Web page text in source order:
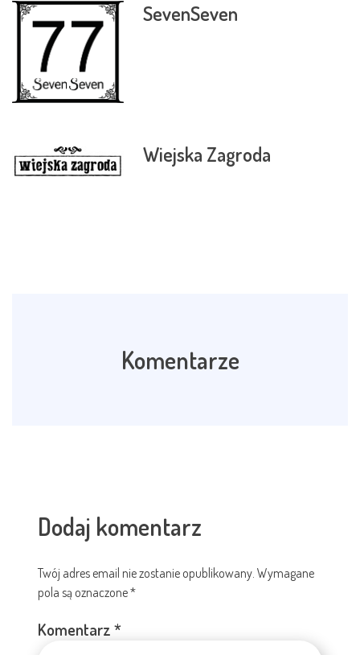
SevenSeven
Wiejska Zagroda
Komentarze
Dodaj komentarz
Twój adres email nie zostanie opublikowany. Wymagane
pola są oznaczone*
Komentarz*